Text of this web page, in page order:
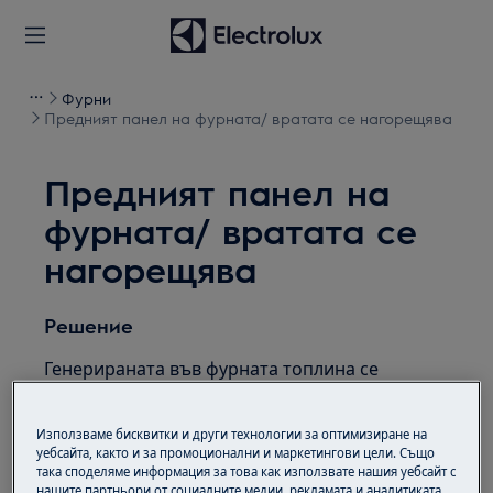
Фурни
Предният панел на фурната/ вратата се нагорещява
Предният панел на
фурната/ вратата се
нагорещява
Решение
Генерираната във фурната топлина се
което включва частите, които обичайно се
докосват при ежедневна употреба. Това е
естествен процес. Температурата се усеща
Използваме бисквитки и други технологии за оптимизиране на
уебсайта, както и за промоционални и маркетингови цели. Също
така споделяме информация за това как използвате нашия уебсайт с